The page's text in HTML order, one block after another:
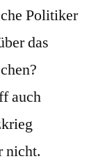
Politiker
das
auch
nicht.